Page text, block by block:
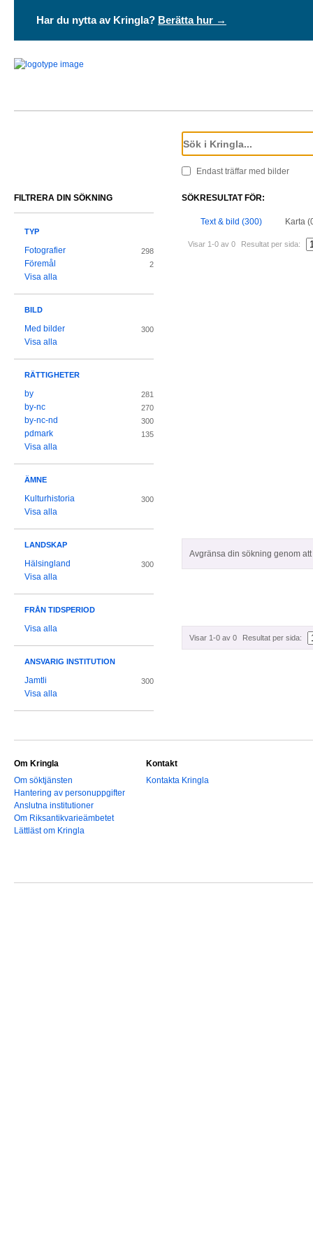
Har du nytta av Kringla? Berätta hur →
Endast träffar med bilder
SÖKRESULTAT FÖR:
Text & bild (300) Karta
Visar 1-0 av 0 Resultat per sida:
Avgränsa din sökning genom
Visar 1-0 av 0 Resultat per sida:
FILTRERA DIN SÖKNING
TYP
Fotografier 298
Föremål 2
Visa alla
BILD
Med bilder 300
Visa alla
RÄTTIGHETER
by 281
by-nc 270
by-nc-nd 300
pdmark 135
Visa alla
ÄMNE
Kulturhistoria 300
Visa alla
LANDSKAP
Hälsingland 300
Visa alla
FRÅN TIDSPERIOD
Visa alla
ANSVARIG INSTITUTION
Jamtli 300
Visa alla
Om Kringla
Om söktjänsten
Hantering av personuppgifter
Anslutna institutioner
Om Riksantikvarieämbetet
Lättläst om Kringla
Kontakt
Kontakta Kringla